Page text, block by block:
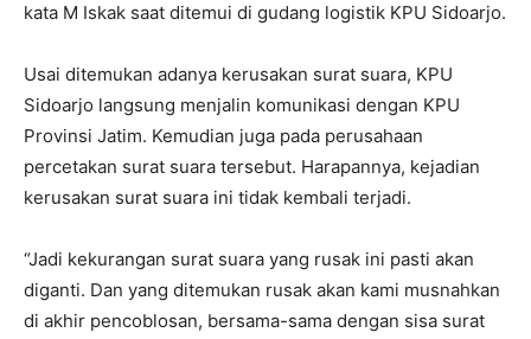
kata M Iskak saat ditemui di gudang logistik KPU Sidoarjo.
Usai ditemukan adanya kerusakan surat suara, KPU
Sidoarjo langsung menjalin komunikasi dengan KPU
Provinsi Jatim. Kemudian juga pada perusahaan
percetakan surat suara tersebut. Harapannya, kejadian
kerusakan surat suara ini tidak kembali terjadi.
“Jadi kekurangan surat suara yang rusak ini pasti akan
diganti. Dan yang ditemukan rusak akan kami musnahkan
di akhir pencoblosan, bersama-sama dengan sisa surat